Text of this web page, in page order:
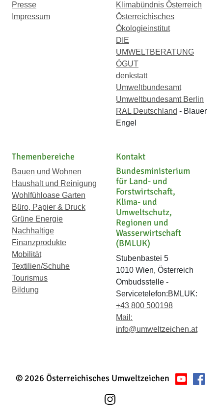
Presse
Impressum
Klimabündnis Österreich
Österreichisches
Ökologieinstitut
DIE
UMWELTBERATUNG
ÖGUT
denkstatt
Umweltbundesamt
Umweltbundesamt Berlin
RAL Deutschland - Blauer
Engel
Themenbereiche
Bauen und Wohnen
Haushalt und Reinigung
Wohlfühloase Garten
Büro, Papier & Druck
Grüne Energie
Nachhaltige
Finanzprodukte
Mobilität
Textilien/Schuhe
Tourismus
Bildung
Kontakt
Bundesministerium
für Land- und
Forstwirtschaft,
Klima- und
Umweltschutz,
Regionen und
Wasserwirtschaft
(BMLUK)
Stubenbastei 5
1010 Wien, Österreich
Ombudsstelle -
Servicetelefon:BMLUK:
+43 800 500198
Mail:
info@umweltzeichen.at
© 2026 Österreichisches Umweltzeichen